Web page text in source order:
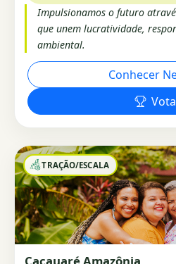
Impulsionamos o futuro
que unem lucratividade,
ambiental.
Conhecer
TRAÇÃO/ESCALA